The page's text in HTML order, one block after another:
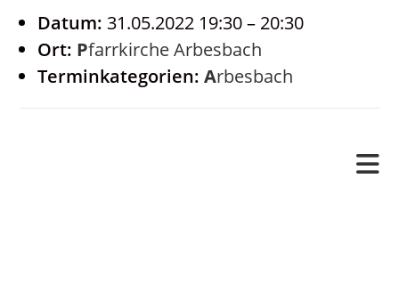
Datum: 31.05.2022 19:30– 20:30
Ort:
Pfarrkirche Arbesbach
Terminkategorien:
Arbesbach